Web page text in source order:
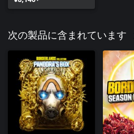
次の製品に含まれています